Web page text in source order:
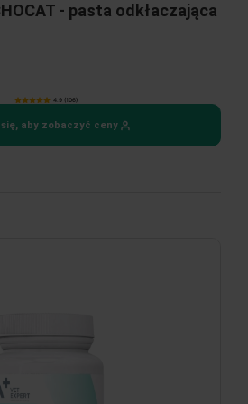
- pasta odkłaczająca
4.9 (106)
aby zobaczyć ceny